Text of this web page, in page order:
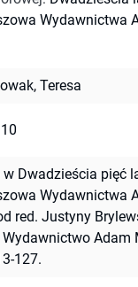
Wydawnictwa
Teresa
Dwadzieścia pięć
Wydawnictwa
red. Justyny
Wydawnictwo Adam
127.